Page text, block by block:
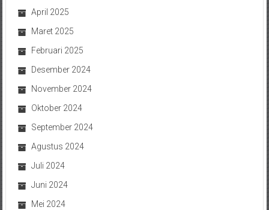
April 2025
Maret 2025
Februari 2025
Desember 2024
November 2024
Oktober 2024
September 2024
Agustus 2024
Juli 2024
Juni 2024
Mei 2024